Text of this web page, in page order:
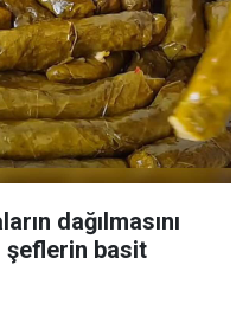
dağılmasını
basit